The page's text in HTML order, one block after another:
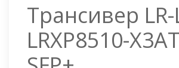
Трансивер
LRXP8510-